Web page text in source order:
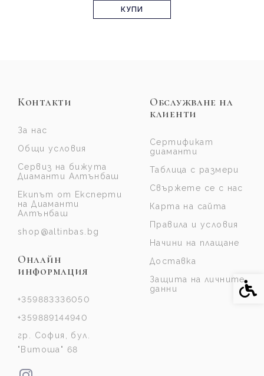
КУПИ
Контакти
За нас
Общи условия
Сервиз на бижута
Диаманти Алтънбаш
Екипът от Експерти
на Диаманти
Алтънбаш
shop@altinbas.bg
Онлайн
информация
+359883336050
+359889144940
гр. София, бул.
"Витоша" 68
Обслужване на
клиенти
Сертификат
диаманти
Таблица с размери
Свържете се с нас
Карта на сайта
Правила и условия
Начини на плащане
Доставка
Защита на личните
данни